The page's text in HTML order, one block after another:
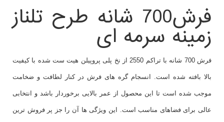
فرش700 شانه طرح تلناز
زمینه سرمه ای
فرش 700 شانه با تراکم 2550 از نخ پلی پروپیلن هیت ست شده با کیفیت
بالا بافته شده است. انسجام گره های فرش در کنار لطافت و ضخامت
موجب شده است تا این محصول از عمر بالایی برخوردار باشد و انتخابی
عالی برای فضاهای مناسب است. این ویژگی ها آن را جز پر فروش ترین